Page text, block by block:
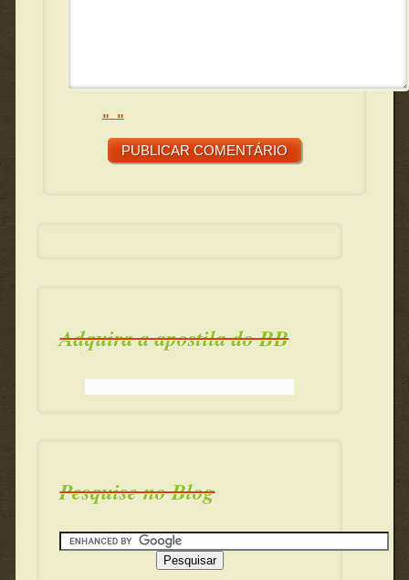
Adquira a apostila do BB
Pesquise no Blog